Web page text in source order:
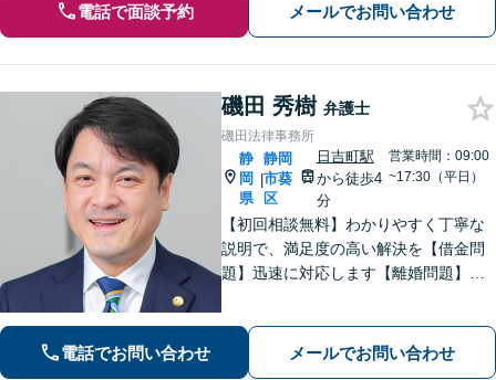
電話で面談予約 メールでお問い合わせ
磯田 秀樹 弁護士
磯田法律事務所
静
岡
県
|
静岡
市葵
区
日吉町駅
から徒歩4
分
営業時間：09:00
~17:30（平日）
【初回相談無料】わかりやすく丁寧な
説明で、満足度の高い解決を【借金問
題】迅速に対応します【離婚問題】ご
題】交渉・調停・審判など全フェーズ
対応【完全個室で対応】
電話でお問い合わせ メールでお問い合わせ